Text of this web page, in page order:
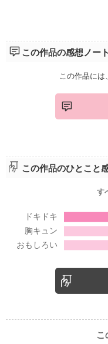
この作品の感想ノート
この作品には
この作品のひとこと
す
こ